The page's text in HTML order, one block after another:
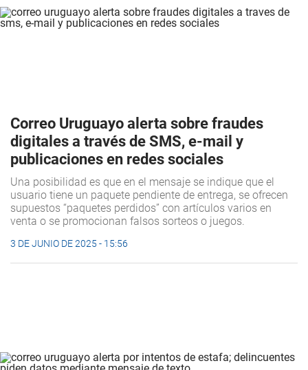
Correo Uruguayo alerta sobre fraudes
digitales a través de SMS, e-mail y
publicaciones en redes sociales
Una posibilidad es que en el mensaje se indique que el
usuario tiene un paquete pendiente de entrega, se ofrecen
supuestos “paquetes perdidos” con artículos varios en
venta o se promocionan falsos sorteos o juegos.
3 DE JUNIO DE 2025 - 15:56